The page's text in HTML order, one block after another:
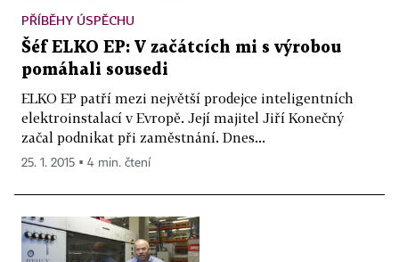
PŘÍBĚHY ÚSPĚCHU
Šéf ELKO EP: V začátcích mi s výrobou
pomáhali sousedi
ELKO EP patří mezi největší prodejce inteligentních
elektroinstalací v Evropě. Její majitel Jiří Konečný
začal podnikat při zaměstnání. Dnes...
25. 1. 2015 ▪ 4 min. čtení